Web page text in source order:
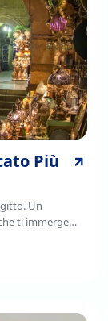
Più
Un
ti immerge